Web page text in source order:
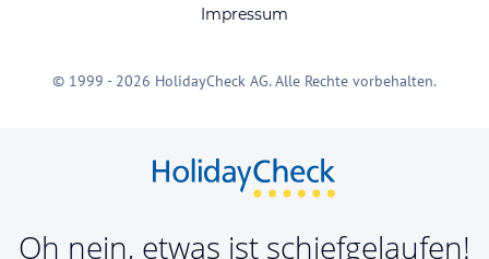
Impressum
© 1999 - 2026 HolidayCheck AG. Alle Rechte vorbehalten.
Oh nein, etwas ist schiefgelaufen!